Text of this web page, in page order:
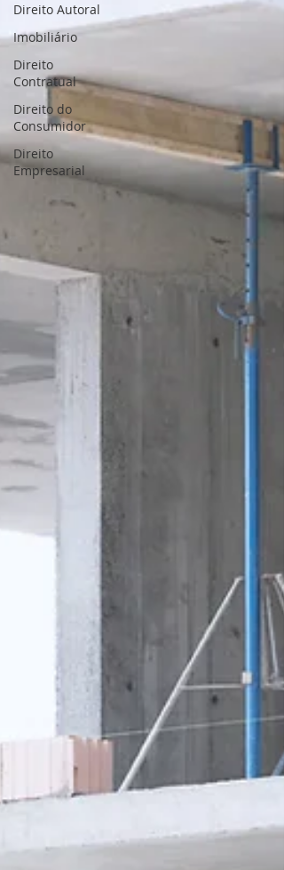
Direito Autoral
Imobiliário
Direito
Contratual
Direito do
Consumidor
Direito
Empresarial